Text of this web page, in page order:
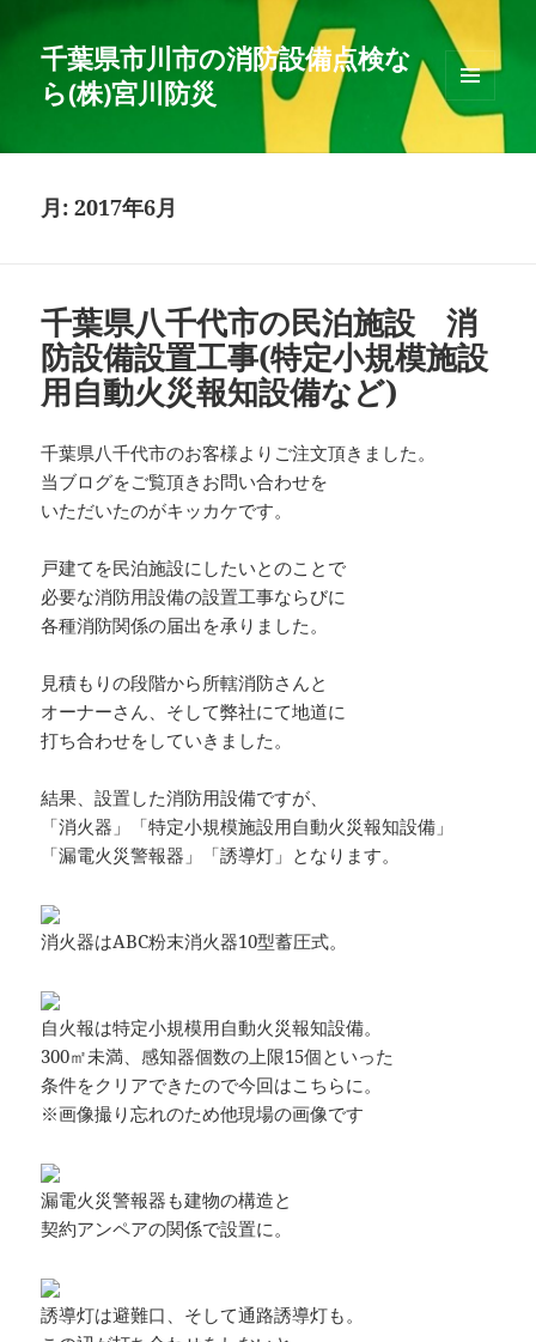
千葉県市川市の消防設備点検な
ら(株)宮川防災
メニュ
ィジェ
月:2017年6月
千葉県八千代市の民泊施設 消
防設備設置工事(特定小規模施設
用自動火災報知設備など)
千葉県八千代市のお客様よりご注文頂きました。
当ブログをご覧頂きお問い合わせを
いただいたのがキッカケです。
戸建てを民泊施設にしたいとのことで
必要な消防用設備の設置工事ならびに
各種消防関係の届出を承りました。
見積もりの段階から所轄消防さんと
オーナーさん、そして弊社にて地道に
打ち合わせをしていきました。
結果、設置した消防用設備ですが、
「消火器」「特定小規模施設用自動火災報知設備」
「漏電火災警報器」「誘導灯」となります。
消火器はABC粉末消火器10型蓄圧式。
自火報は特定小規模用自動火災報知設備。
300㎡未満、感知器個数の上限15個といった
条件をクリアできたので今回はこちらに。
※画像撮り忘れのため他現場の画像です
漏電火災警報器も建物の構造と
契約アンペアの関係で設置に。
誘導灯は避難口、そして通路誘導灯も。